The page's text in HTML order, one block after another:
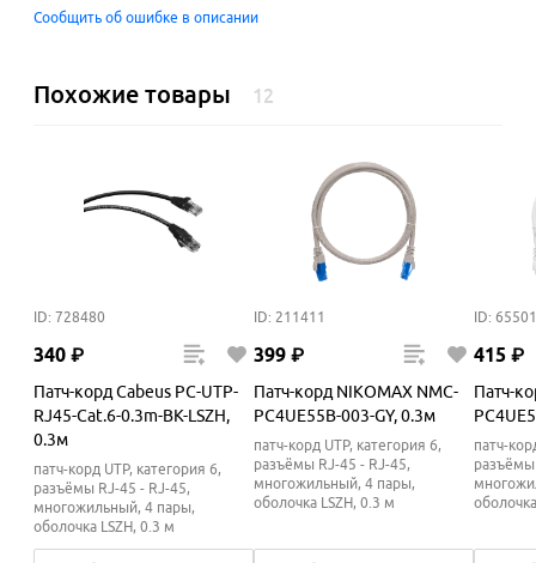
Сообщить об ошибке в описании
Похожие товары 12
ID: 728480
340 ₽
Патч-корд Cabeus PC-UTP-
RJ45-Cat.6-0.3m-BK-LSZH,
0.3м
патч-корд UTP, категория 6,
разъёмы RJ-45 - RJ-45,
многожильный, 4 пары,
оболочка LSZH, 0.3 м
ID: 211411
399 ₽
Патч-корд NIKOMAX NMC-
PC4UE55B-003-GY, 0.3м
патч-корд UTP, категория 6,
разъёмы RJ-45 - RJ-45,
многожильный, 4 пары,
оболочка LSZH, 0.3 м
ID: 65501
415 ₽
Патч-
патч-
разъёмы